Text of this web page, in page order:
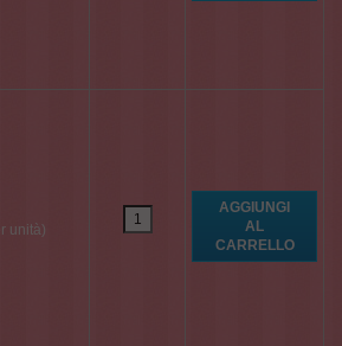
unità)